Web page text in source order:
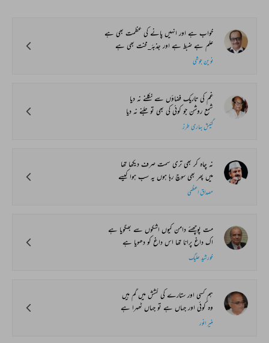
خواب ہے اور انہیں پانے کی عظمت بھی ہے
علم ہے ضبط ہے اور جذبۂ_محنت بھی ہے
نوین جوشی
غم کی تاریک فضاؤں سے نکلنے نہ دیا
شمع روشن جو کوئی کی بھی تو جلنے نہ دیا
گنیش بہاری طرز
نہ چاہ کر بھی تری سمت صرف دیکھا تھا
میں پھر بھی سوچ رہا ہوں یہ سب ہوا کیسے
مصداق اعظمی
مت پوچھئے دامن کیوں اشکوں سے بھگویا ہے
اک داغ پرانا تھا اس داغ کو دھویا ہے
خورشید علیگ
ہم کسی اور ستارے کی کشش میں گم ہیں
وہ کوئی اور جہاں ہے تو جہاں ٹھہرا ہے
منیر انور